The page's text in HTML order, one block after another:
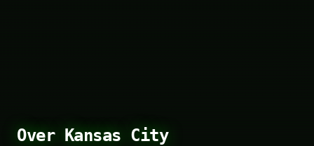
Over Kansas City